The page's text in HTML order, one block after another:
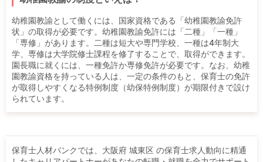
幼稚園教諭として働くには、国家資格である「幼稚園教諭免許
状」の取得が必要です。幼稚園教諭免許には「二種」「一種」
「専修」があります。二種は短大や専門学校、一種は4年制大
学、専修は大学院修士課程を修了することで、取得ができます。
園長職に就くには、一種免許か専修免許が必要です。なお、幼稚
園教諭資格を持っている人は、一定の条件のもと、保育士の免許
が取得しやすくなる特例制度（幼保特例制度）が期限付きで設け
られています。
保育士人材バンクでは、大阪府 城東区 の保育士求人動向に精通